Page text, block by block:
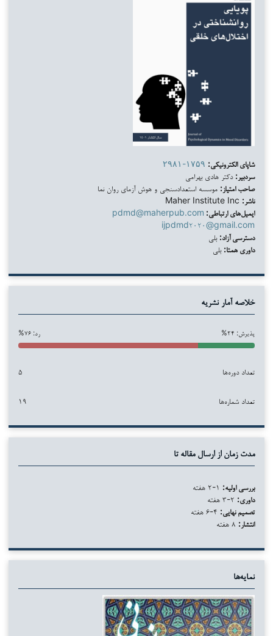
شاپای الکترونیکی: ۲۹۸۱-۱۷۵۹
سردبیر: دکتر هادی بهرامی
صاحب امتیاز: موسسه استعدادسنجی و هوش آزمای روان نما
ناشر:
ایمیل‌های ارتباطی: pdmd@maherpub.com
ijpdmd۲۰۲۰@gmail.com
دسترسی آزاد: بلی
داوری همتا: بلی
خلاصه آمار نشریه
پذیرش: ۲۴% رد: ۷۶%
تعداد دوره‌ها ۵
تعداد شماره‌ها ۱۹
مدت زمان از ارسال مقاله تا
بررسی اولیه:
داوری:
تصمیم نهایی:
انتشار:
نمایه‌ها